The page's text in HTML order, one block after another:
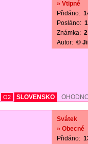
» Vtipné
Přidáno:
Posláno:
Známka:
Autor: ©
O2 SLOVENSKO
Svátek
» Obecné
Přidáno: